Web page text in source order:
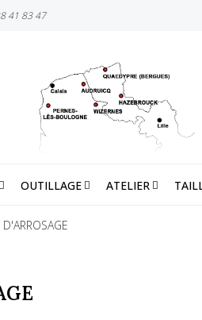
41 83 47
OUTILLAGE ATELIER